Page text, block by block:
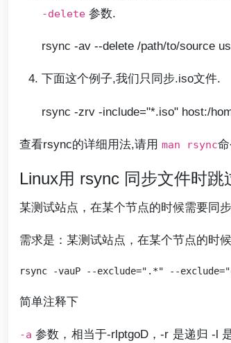
-delete 参数.
rsync -av --delete /path/to/source
下面这个例子,我们只同步.iso文件.
rsync -zrv -include="*.iso" host:/
查看rsync的详细用法,请用 man rsync命
Linux用 rsync 同步文件时
某测试站点，在某个节点的时候需要同
需求是：某测试站点，在某个节点的时
简单注释下
-a 参数，相当于-rlptgoD，-r 是递归 -l